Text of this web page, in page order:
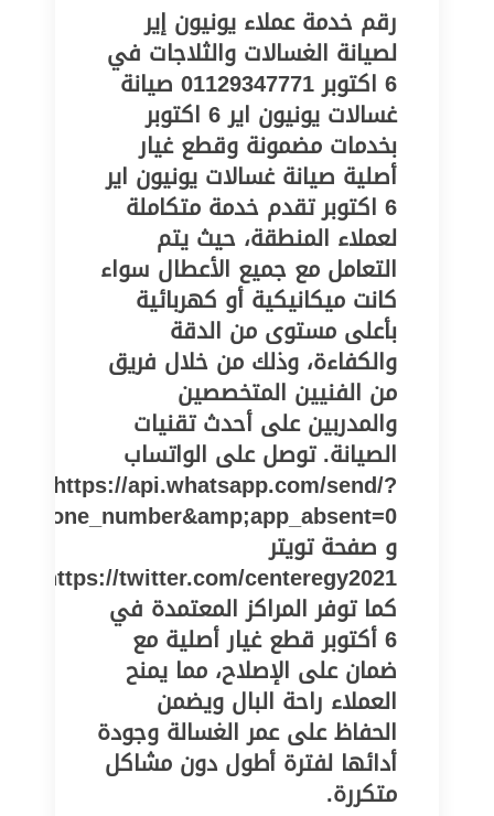
رقم خدمة عملاء يونيون إير
لصيانة الغسالات والثلاجات في
6 اكتوبر 01129347771 صيانة
غسالات يونيون اير 6 اكتوبر
بخدمات مضمونة وقطع غيار
أصلية صيانة غسالات يونيون اير
6 اكتوبر تقدم خدمة متكاملة
لعملاء المنطقة، حيث يتم
التعامل مع جميع الأعطال سواء
كانت ميكانيكية أو كهربائية
بأعلى مستوى من الدقة
والكفاءة، وذلك من خلال فريق
من الفنيين المتخصصين
والمدربين على أحدث تقنيات
الصيانة. توصل على الواتساب
https://api.whatsapp.com/send/?
و صفحة تويتر
https://twitter.com/centeregy2021
كما توفر المراكز المعتمدة في
6 أكتوبر قطع غيار أصلية مع
ضمان على الإصلاح، مما يمنح
العملاء راحة البال ويضمن
الحفاظ على عمر الغسالة وجودة
أدائها لفترة أطول دون مشاكل
متكررة.